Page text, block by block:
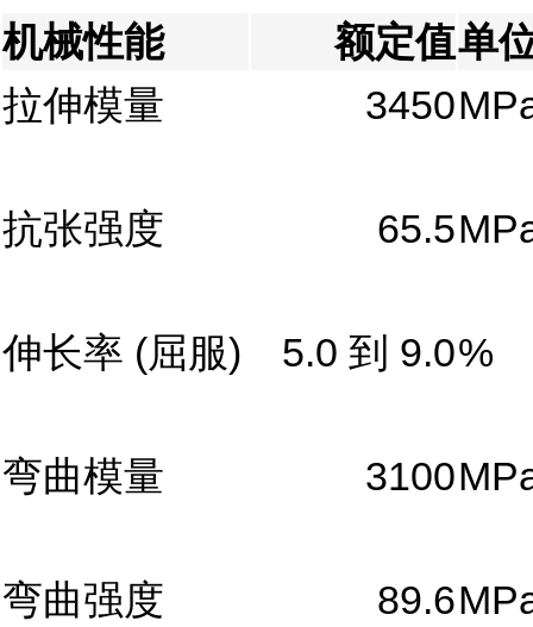
机械性能 额定值单
拉伸模量
3450
抗张强度 65.5
伸长率 (屈服) 5.0 到 9.0%
弯曲模量 3100
弯曲强度 89.6